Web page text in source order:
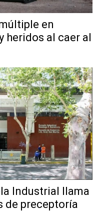
en
heridos al caer al
Industrial llama
de preceptoría